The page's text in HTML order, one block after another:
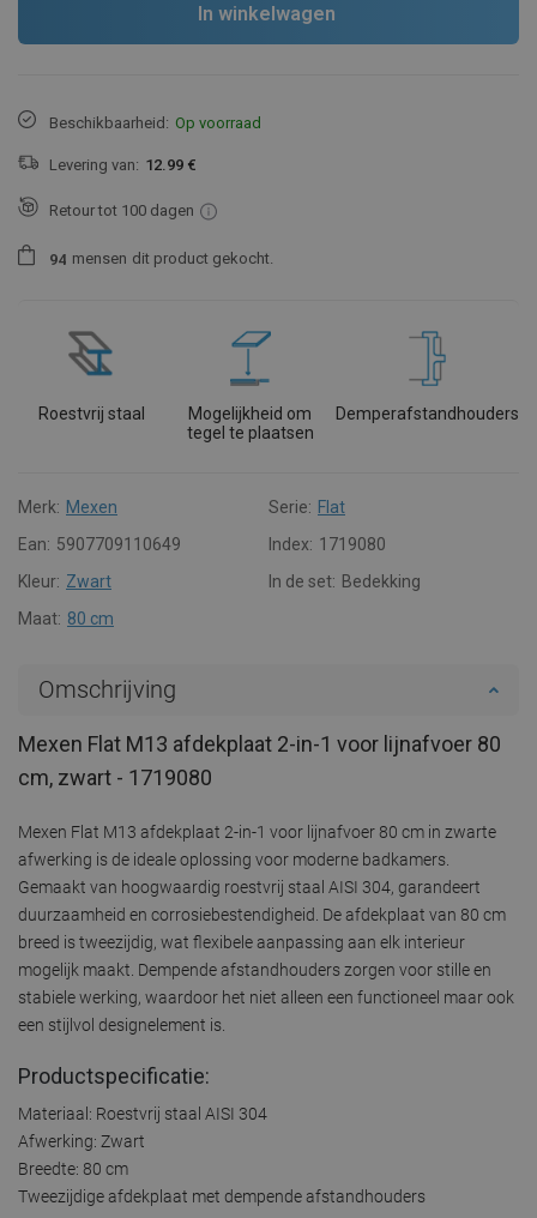
In winkelwagen
Beschikbaarheid: Op voorraad
Levering van: 12.99 €
Retour tot 100 dagen
94 mensen dit product gekocht.
Roestvrij staal
Mogelijkheid om
tegel te plaatsen
Demperafstandhouders
Merk: Mexen Serie: Flat
Ean: 5907709110649 Index: 1719080
Kleur: Zwart In de set: Bedekking
Maat: 80 cm
Omschrijving
Mexen Flat M13 afdekplaat 2-in-1 voor lijnafvoer 80
cm, zwart - 1719080
Mexen Flat M13 afdekplaat 2-in-1 voor lijnafvoer 80 cm in zwarte
afwerking is de ideale oplossing voor moderne badkamers.
Gemaakt van hoogwaardig roestvrij staal AISI 304, garandeert
duurzaamheid en corrosiebestendigheid. De afdekplaat van 80 cm
breed is tweezijdig, wat flexibele aanpassing aan elk interieur
mogelijk maakt. Dempende afstandhouders zorgen voor stille en
stabiele werking, waardoor het niet alleen een functioneel maar ook
een stijlvol designelement is.
Productspecificatie:
Materiaal: Roestvrij staal AISI 304
Afwerking: Zwart
Breedte: 80 cm
Tweezijdige afdekplaat met dempende afstandhouders